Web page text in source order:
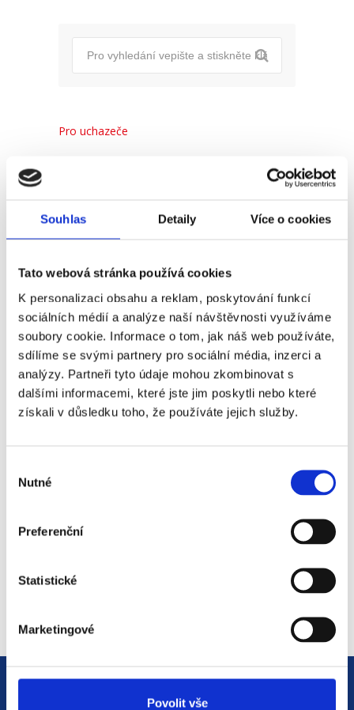
Souhlas Detaily Více o cookies
Tato webová stránka používá cookies
K personalizaci obsahu a reklam, poskytování funkcí
sociálních médií a analýze naší návštěvnosti využíváme
soubory cookie. Informace o tom, jak náš web používáte,
sdílíme se svými partnery pro sociální média, inzerci a
analýzy. Partneři tyto údaje mohou zkombinovat s
dalšími informacemi, které jste jim poskytli nebo které
získali v důsledku toho, že používáte jejich služby.
souhlasu
Nutné
Preferenční
Statistické
Marketingové
Povolit vše
Pro uchazeče
Recent Popular Comments
(Ne)komunikace se
zaměstnavatelem
18. 9. 2025